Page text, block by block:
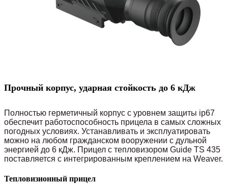
Прочный корпус, ударная стойкость до 6 кДж
Полностью герметичный корпус с уровнем защиты ip67
обеспечит работоспособность прицела в самых сложных
погодных условиях. Устанавливать и эксплуатировать
можно на любом гражданском вооружении с дульной
энергией до 6 кДж. Прицел с тепловизором Guide TS 435
поставляется с интегрированным креплением на Weaver.
Тепловизионный прицел